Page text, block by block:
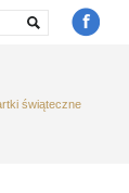
świąteczne